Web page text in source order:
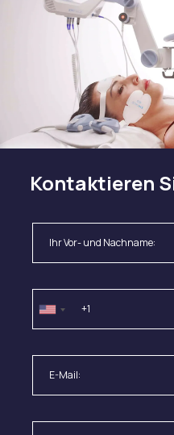
Kontaktieren